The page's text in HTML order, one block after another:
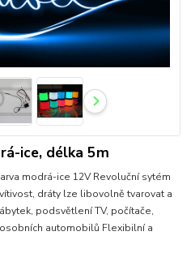
ice, délka 5m
modrá-ice 12V Revoluční sytém
dráty lze libovolně tvarovat a
podsvětlení TV, počítače,
automobilů Flexibilní a